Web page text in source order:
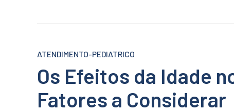
ATENDIMENTO-PEDIATRICO
Os Efeitos da Idade
Fatores a Considerar